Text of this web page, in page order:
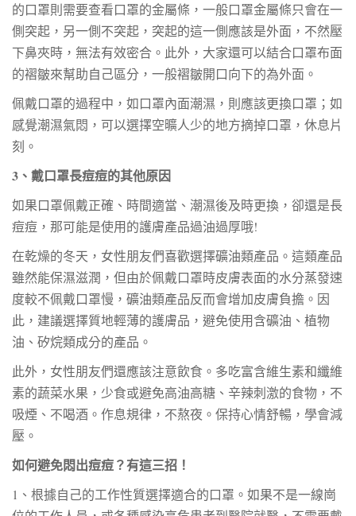
的口罩則需要查看口罩的金屬條，一般口罩金屬條只會在一
側突起，另一側不突起，突起的這一側應該是外面，不然壓
下鼻夾時，無法有效密合。此外，大家還可以結合口罩布面
的褶皺來幫助自己區分，一般褶皺開口向下的為外面。
佩戴口罩的過程中，如口罩內面潮濕，則應該更換口罩；如
感覺潮濕氣悶，可以選擇空曠人少的地方摘掉口罩，休息片
刻。
3 、戴口罩長痘痘的其他原因
如果口罩佩戴正確、時間適當、潮濕後及時更換，卻還是長
痘痘，那可能是使用的護膚產品過油過厚哦!
在乾燥的冬天，女性朋友們喜歡選擇礦油類產品。這類產品
雖然能保濕滋潤，但由於佩戴口罩時皮膚表面的水分蒸發速
度較不佩戴口罩慢，礦油類產品反而會增加皮膚負擔。因
此，建議選擇質地輕薄的護膚品，避免使用含礦油、植物
油、矽烷類成分的產品。
此外，女性朋友們還應該注意飲食。多吃富含維生素和纖維
素的蔬菜水果，少食或避免高油高糖、辛辣刺激的食物，不
吸煙、不喝酒。作息規律，不熬夜。保持心情舒暢，學會減
壓。
如何避免悶出痘痘？有這三招！
1、根據自己的工作性質選擇適合的口罩。如果不是一線崗